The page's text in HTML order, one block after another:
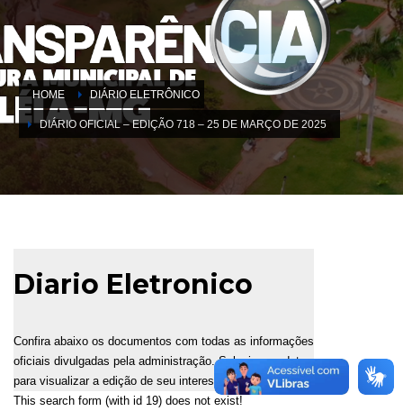
HOME DIÁRIO ELETRÔNICO
DIÁRIO OFICIAL – EDIÇÃO 718 – 25 DE MARÇO DE 2025
Diario Eletronico
Confira abaixo os documentos com todas as informações
oficiais divulgadas pela administração. Selecione a data
para visualizar a edição de seu interesse.
This search form (with id 19) does not exist!